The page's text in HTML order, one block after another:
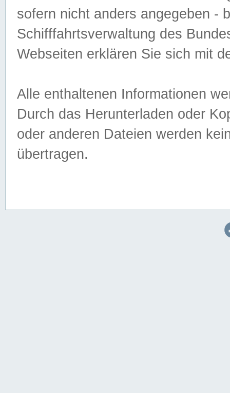
sofern nicht anders angegeben -
Schifffahrtsverwaltung des
Webseiten erklären Sie sich mit
Alle enthaltenen Informationen
Durch das Herunterladen oder
oder anderen Dateien werden
übertragen.